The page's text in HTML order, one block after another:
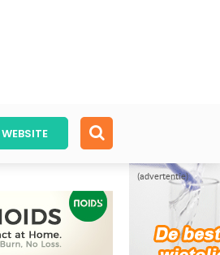
(advertentie)
WEBSITE